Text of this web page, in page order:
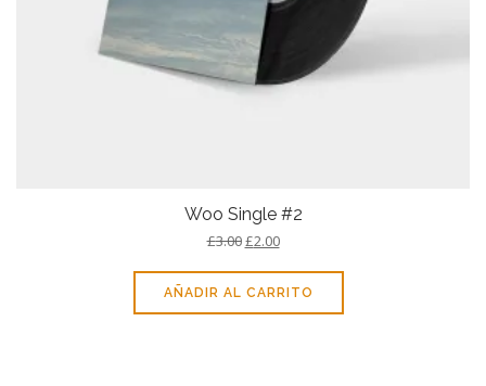
Woo Single #2
£3.00£2.00
AÑADIR AL CARRITO